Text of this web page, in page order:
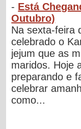
- Está
Outubro)
Na sexta-feira
celebrado o
jejum que as
maridos. Hoje
preparando e
celebrar
como...